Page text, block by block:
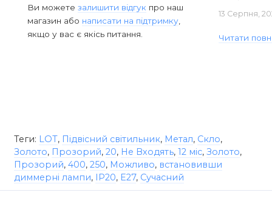
Ви можете залишити відгук про наш
магазин або написати на підтримку
якщо у вас є якісь питання.
13 Серпня,
Читати
Теги: LOT, Підвісний світильник, Метал, Скло,
Золото, Прозорий, 20, Не Входять, 12 міс, Золото,
Прозорий, 400, 250, Можливо, встановивши
диммерні лампи, IP20, E27, Сучасний